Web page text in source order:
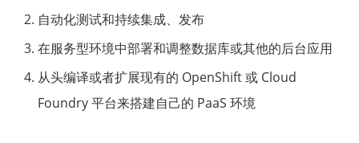
自动化测试和持续集成、发布
在服务型环境中部署和调整数据库或其他的后台应用
从头编译或者扩展现有的 OpenShift 或 Cloud
Foundry 平台来搭建自己的 PaaS 环境